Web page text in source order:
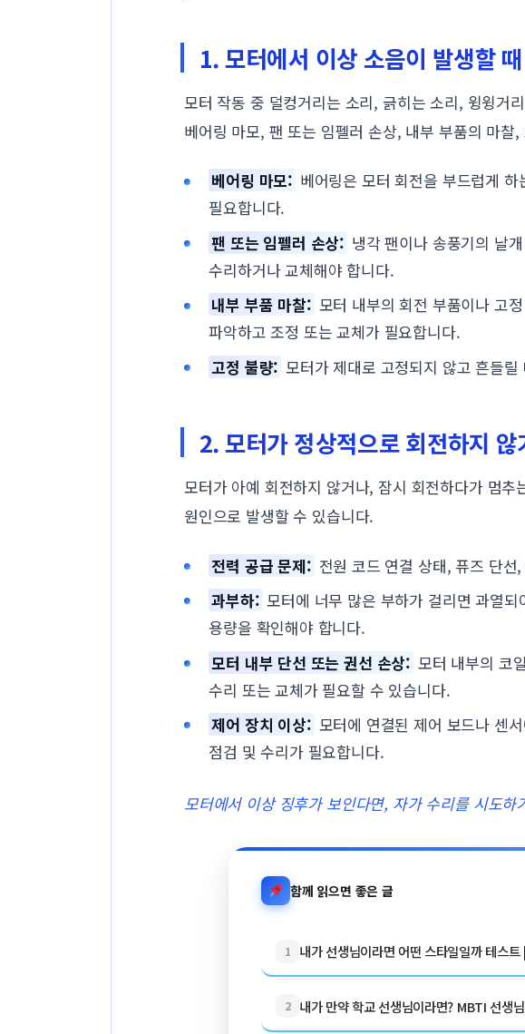
1. 모터에서 이상 소음이 발생할 때
모터 작동 중 덜컹거리는 소리, 긁히는 소리, 윙윙거
베어링 마모, 팬 또는 임펠러 손상, 내부 부품의 마
베어링 마모: 베어링은 모터 회전을 부드럽게
필요합니다.
팬 또는 임펠러 손상: 냉각 팬이나 송풍기의 날
수리하거나 교체해야 합니다.
내부 부품 마찰: 모터 내부의 회전 부품이나 고
파악하고 조정 또는 교체가 필요합니다.
고정 불량: 모터가 제대로 고정되지 않고 흔들
2. 모터가 정상적으로 회전하지
모터가 아예 회전하지 않거나, 잠시 회전하다가 멈
원인으로 발생할 수 있습니다.
전력 공급 문제: 전원 코드 연결 상태, 퓨즈 단
과부하: 모터에 너무 많은 부하가 걸리면 과열
용량을 확인해야 합니다.
모터 내부 단선 또는 권선 손상: 모터 내부의 코
수리 또는 교체가 필요할 수 있습니다.
제어 장치 이상: 모터에 연결된 제어 보드나 센
점검 및 수리가 필요합니다.
모터에서 이상 징후가 보인다면, 자가 수리를 시도
함께 읽으면 좋은 글
1 내가 선생님이라면 어떤 스타일일까 테스
2 내가 만약 학교 선생님이라면? MBTI 선생